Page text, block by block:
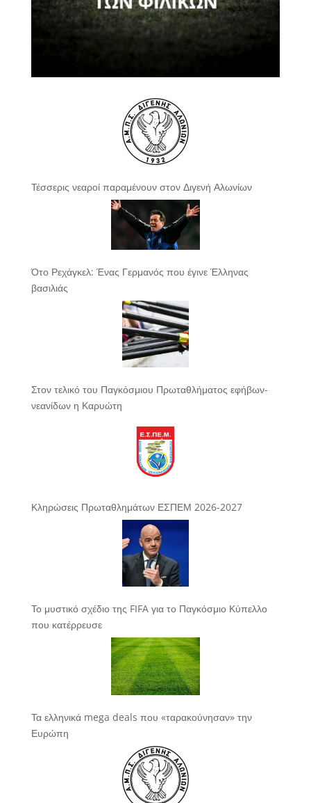
Τέσσερις νεαροί παραμένουν στον Διγενή Αλωνίων
Ότο Ρεχάγκελ: Ένας Γερμανός που έγινε Έλληνας
βασιλιάς
Στον τελικό του Παγκόσμιου Πρωταθλήματος εφήβων-
νεανίδων η Καρυώτη
Κληρώσεις Πρωταθλημάτων ΕΣΠΕΜ 2026-2027
Το μυστικό σχέδιο της FIFA για το Παγκόσμιο Κύπελλο
που κατέρρευσε
Τα ελληνικά mega deals που «ταρακούνησαν» την
Ευρώπη